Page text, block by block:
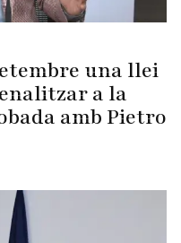
una llei
a la
amb Pietro